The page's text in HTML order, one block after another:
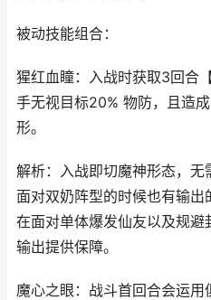
被动技能组合：
猩红血瞳：入战时获取3回合
手无视目标20% 物防，且造
形。
解析：入战即切魔神形态，
面对双奶阵型的时候也有输
在面对单体爆发仙友以及规
输出提供保障。
魔心之眼：战斗首回合会运